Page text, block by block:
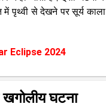
पृथ्वी से देखने पर सूर्य काला
Eclipse 2024
घटना